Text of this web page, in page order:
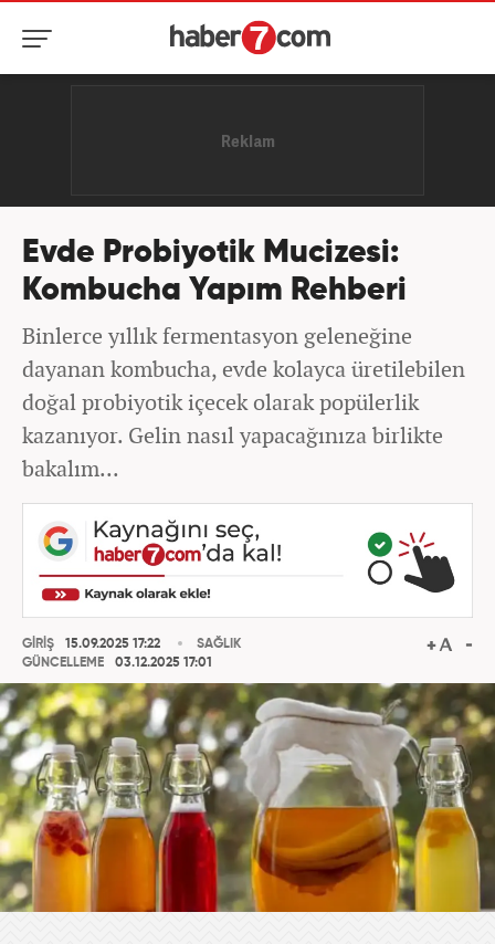
Evde Probiyotik Mucizesi:
Kombucha Yapım Rehberi
Binlerce yıllık fermentasyon geleneğine
dayanan kombucha, evde kolayca üretilebilen
doğal probiyotik içecek olarak popülerlik
kazanıyor. Gelin nasıl yapacağınıza birlikte
bakalım...
GİRİŞ
15.09.2025 17:22
GÜNCELLEME
03.12.2025 17:01
SAĞLIK